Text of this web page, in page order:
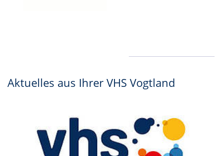
Aktuelles aus Ihrer VHS Vogtland